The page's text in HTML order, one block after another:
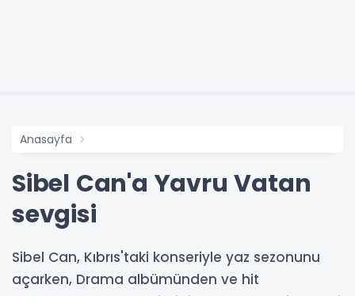
Anasayfa
Sibel Can'a Yavru Vatan
sevgisi
Sibel Can, Kıbrıs'taki konseriyle yaz sezonunu
açarken, Drama albümünden ve hit